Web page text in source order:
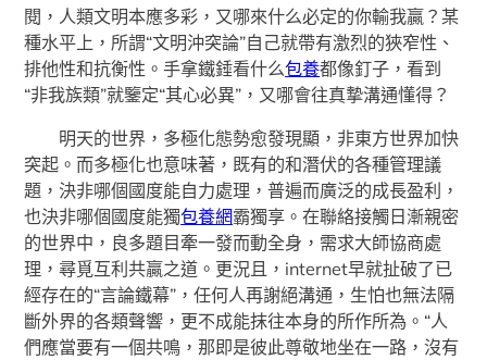
閱，人類文明本應多彩，又哪來什么必定的你輸我贏？某
種水平上，所謂“文明沖突論”自己就帶有激烈的狹窄性、
排他性和抗衡性。手拿鐵錘看什么包養都像釘子，看到
“非我族類”就鑒定“其心必異”，又哪會往真摯溝通懂得？
明天的世界，多極化態勢愈發現顯，非東方世界加快
突起。而多極化也意味著，既有的和潛伏的各種管理議
題，決非哪個國度能自力處理，普遍而廣泛的成長盈利，
也決非哪個國度能獨包養網霸獨享。在聯絡接觸日漸親密
的世界中，良多題目牽一發而動全身，需求大師協商處
理，尋覓互利共贏之道。更況且，internet早就扯破了已
經存在的“言論鐵幕”，任何人再謝絕溝通，生怕也無法隔
斷外界的各類聲響，更不成能抹往本身的所作所為。“人
們應當要有一個共鳴，那即是彼此尊敬地坐在一路，沒有